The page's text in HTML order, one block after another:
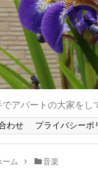
でアパートの大家をし
わせ プライバシーポ
ーム 音楽